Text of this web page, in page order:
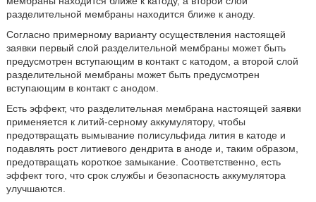
разделительной мембраны находится ближе к аноду.
Согласно примерному варианту осуществления настоящей
заявки первый слой разделительной мембраны может быть
предусмотрен вступающим в контакт с катодом, а второй слой
разделительной мембраны может быть предусмотрен
вступающим в контакт с анодом.
Есть эффект, что разделительная мембрана настоящей заявки
применяется к литий-серному аккумулятору, чтобы
предотвращать вымывание полисульфида лития в катоде и
подавлять рост литиевого дендрита в аноде и, таким образом,
предотвращать короткое замыкание. Соответственно, есть
эффект того, что срок службы и безопасность аккумулятора
улучшаются.